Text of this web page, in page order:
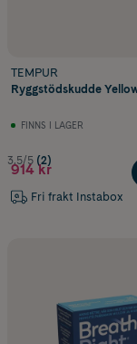
TEMPUR
Ryggstödskudde
FINNS I LAGER
3.5/5 (2)
914 kr
Fri frakt Instabox